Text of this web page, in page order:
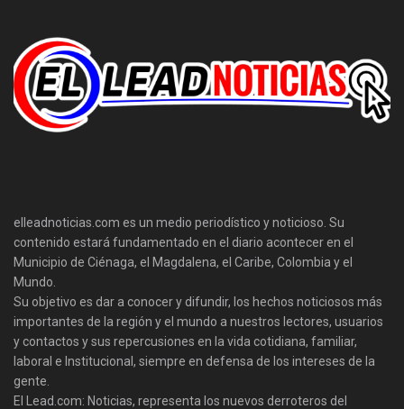
elleadnoticias.com es un medio periodístico y noticioso. Su
contenido estará fundamentado en el diario acontecer en el
Municipio de Ciénaga, el Magdalena, el Caribe, Colombia y el
Mundo.
Su objetivo es dar a conocer y difundir, los hechos noticiosos más
importantes de la región y el mundo a nuestros lectores, usuarios
y contactos y sus repercusiones en la vida cotidiana, familiar,
laboral e Institucional, siempre en defensa de los intereses de la
gente.
El Lead.com: Noticias, representa los nuevos derroteros del